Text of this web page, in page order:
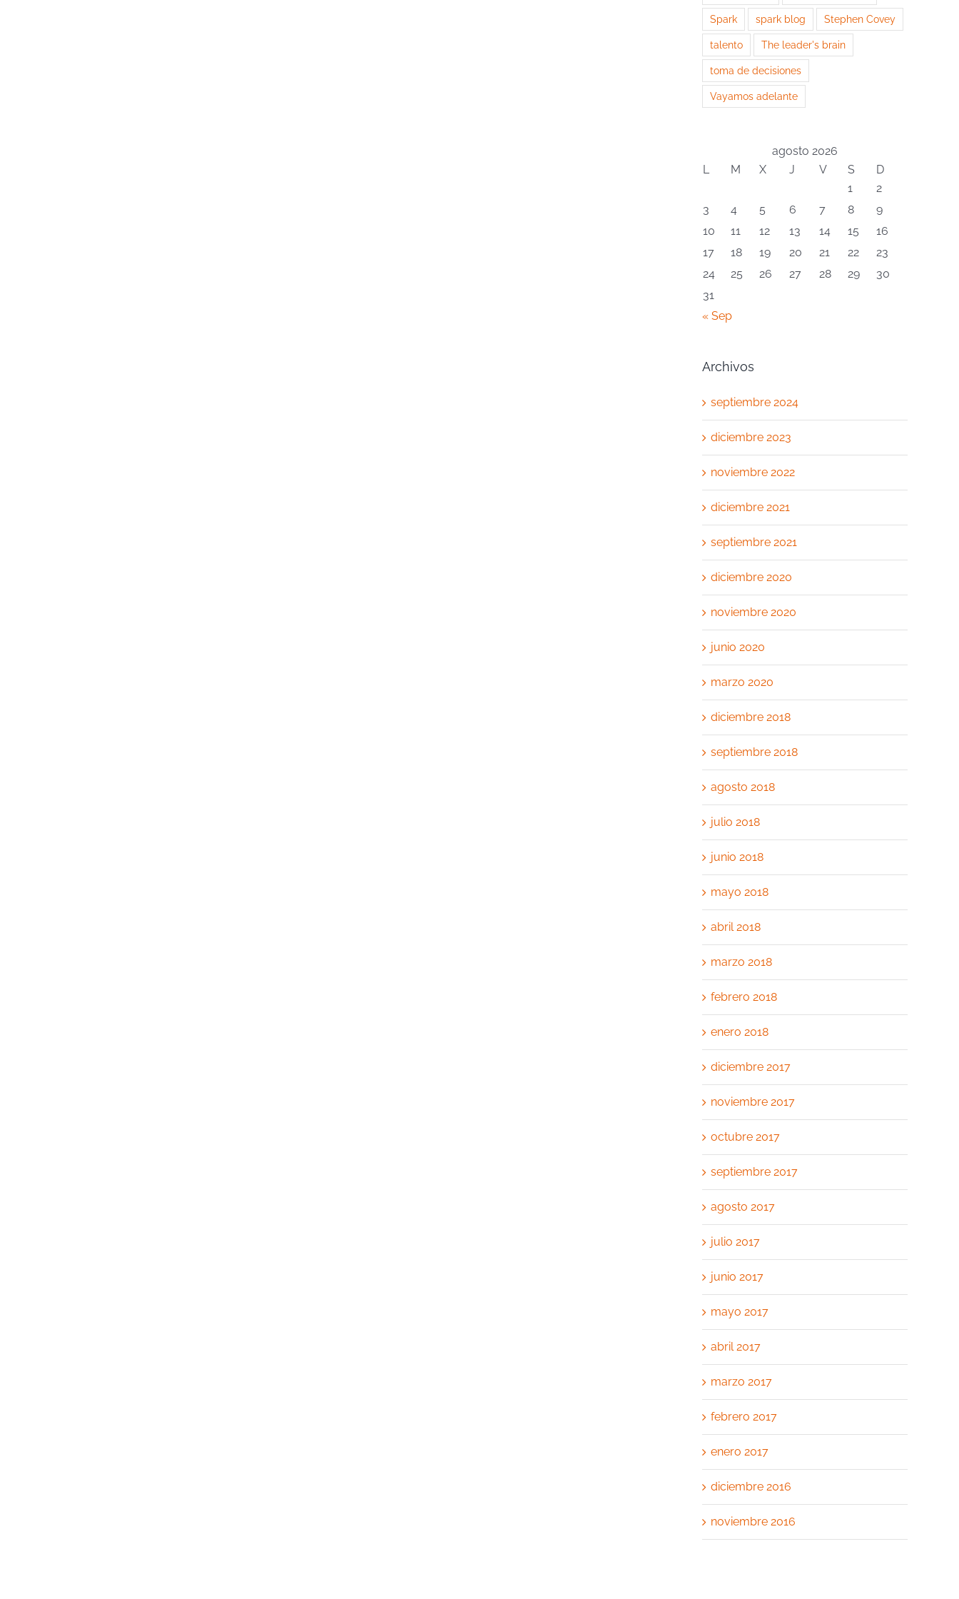
Spark spark blog Stephen Covey
talento The leader's brain
toma de decisiones
Vayamos adelante
agosto 2026
L
M X J V S
D
1
2
3
4 5 6 7 8
9
10
11 12 13 14 15
16
17
18 19 20 21 22
23
24
25 26 27 28 29
30
31
« Sep
Archivos
septiembre 2024
diciembre 2023
noviembre 2022
diciembre 2021
septiembre 2021
diciembre 2020
noviembre 2020
junio 2020
marzo 2020
diciembre 2018
septiembre 2018
agosto 2018
julio 2018
junio 2018
mayo 2018
abril 2018
marzo 2018
febrero 2018
enero 2018
diciembre 2017
noviembre 2017
octubre 2017
septiembre 2017
agosto 2017
julio 2017
junio 2017
mayo 2017
abril 2017
marzo 2017
febrero 2017
enero 2017
diciembre 2016
noviembre 2016